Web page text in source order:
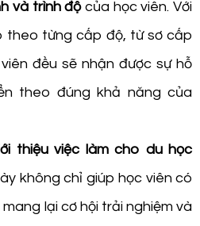
và trình độcủa học viên. Với
theo từng cấp độ, từ sơ cấp
đều sẽ nhận được sự hỗ
theo đúng khả năng của
thiệu việc làm cho du học
không chỉ giúp học viên có
lại cơ hội trải nghiệm và